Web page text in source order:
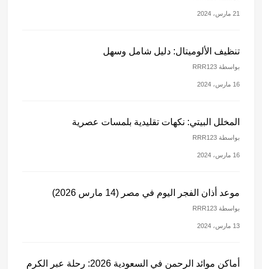
21 مارس، 2024
تنظيف الألوميتال: دليل شامل وسهل
بواسطة RRR123
16 مارس، 2024
المخلل البيتي: نكهات تقليدية بلمسات عصرية
بواسطة RRR123
16 مارس، 2024
موعد أذان الفجر اليوم في مصر (14 مارس 2026)
بواسطة RRR123
13 مارس، 2024
أماكن موائد الرحمن في السعودية 2026: رحلة عبر الكرم